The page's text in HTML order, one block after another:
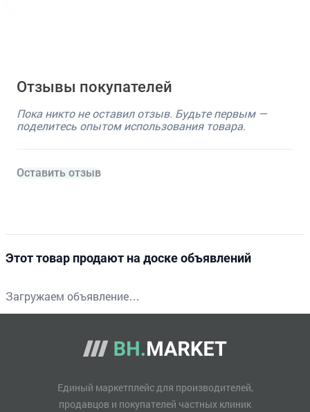
Отзывы покупателей
Пока никто не оставил отзыв. Будьте первым —
поделитесь опытом использования товара.
Оставить отзыв
Этот товар продают на доске объявлений
Загружаем объявление…
Единый маркетплейс для производителей,
продавцов и покупателей частных клиник